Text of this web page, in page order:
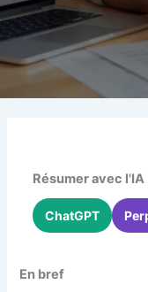
Résumer avec l'IA
ChatGPT
En bref